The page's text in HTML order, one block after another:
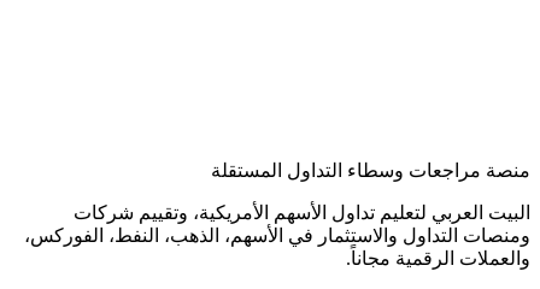
منصة مراجعات وسطاء التداول المستقلة
البيت العربي لتعليم تداول الأسهم الأمريكية، وتقييم شركات
ومنصات التداول والاستثمار في الأسهم، الذهب، النفط، الفوركس،
والعملات الرقمية مجاناً.